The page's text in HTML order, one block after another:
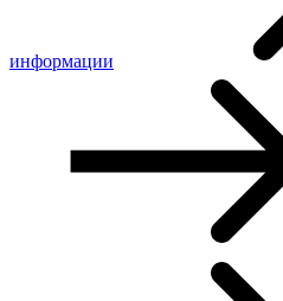
информации